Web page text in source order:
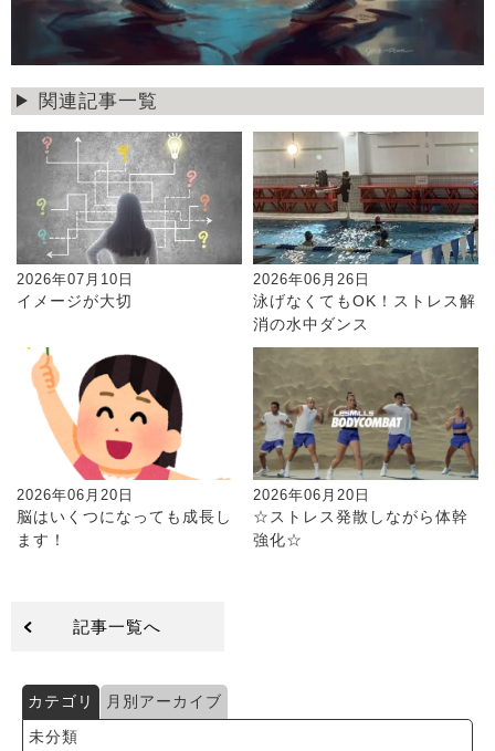
関連記事一覧
2026年07月10日
イメージが大切
2026年06月26日
泳げなくてもOK！ストレス解
消の水中ダンス
2026年06月20日
脳はいくつになっても成長し
ます！
2026年06月20日
☆ストレス発散しながら体幹
強化☆
記事一覧へ
カテゴリ
月別アーカイブ
未分類